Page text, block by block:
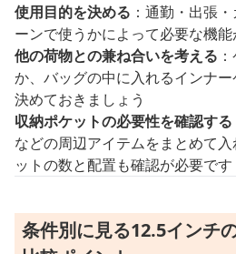
使用目的を決める ：通勤・出張
ーンで使うかによって必要な機
他の荷物との兼ね合いを考える
か、バッグの中に入れるインナ
決めておきましょう
収納ポケットの必要性を確認する
などの周辺アイテムをまとめて
ットの数と配置も確認が必要です
条件別に見る12.5インチ